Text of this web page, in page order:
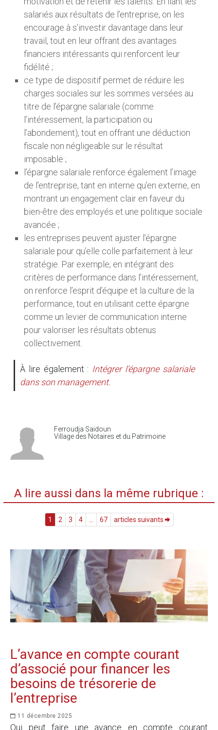
salariés aux résultats de l’entreprise, on les
encourage à s’investir davantage dans leur
travail, tout en leur offrant des avantages
financiers intéressants qui renforcent leur
fidélité ;
ce type de dispositif permet de réduire les
charges sociales sur les sommes versées au
titre de l’épargne salariale (comme
l’intéressement, la participation ou
l’abondement), tout en offrant une déduction
fiscale non négligeable sur le résultat
imposable ;
l’épargne salariale renforce également l’image
de l’entreprise, tant en interne qu’en externe, en
montrant un engagement clair en faveur du
bien-être des employés et une politique sociale
avancée ;
les entreprises peuvent ajuster l’épargne
salariale pour qu’elle colle parfaitement à leur
stratégie. Par exemple, en intégrant des
critères de performance dans l’intéressement,
on renforce l’esprit d’équipe et la culture de la
performance, tout en utilisant cette épargne
comme un levier de communication interne
pour valoriser les résultats obtenus
collectivement.
À lire également : Intégrer l’épargne salariale
dans son management.
Ferroudja Saidoun
Village des Notaires et du Patrimoine
A lire aussi dans la même rubrique :
1 2 3 4 67 articles suivants
L’avance en compte courant
d’associé pour financer les
besoins de trésorerie de
l’entreprise
11 décembre 2025
Qui peut faire une avance en compte courant